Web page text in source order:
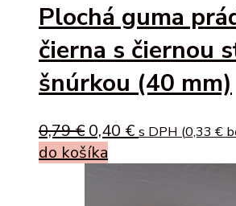
0,70 €.0,35 €.
Plochá guma
čierna s čiernou
šnúrkou (40 mm)
0,79€ Original
price
0,40 €Current
s DPH (0,33 €
do košíka